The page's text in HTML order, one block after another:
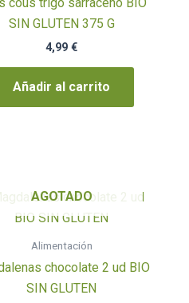
SIN GLUTEN 375 G
4,99 €
Añadir al carrito
AGOTADO
Alimentación
chocolate 2 ud BIO
SIN GLUTEN